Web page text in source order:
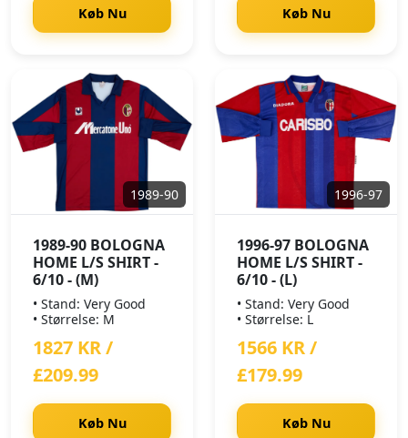
Køb Nu Køb Nu
1989-90
1989-90 BOLOGNA
HOME L/S SHIRT -
6/10 - (M)
• Stand: Very Good
• Størrelse: M
1827 KR /
£209.99
Køb Nu
1996-97
1996-97 BOLOGNA
HOME L/S SHIRT -
6/10 - (L)
• Stand: Very Good
• Størrelse: L
1566 KR /
£179.99
Køb Nu